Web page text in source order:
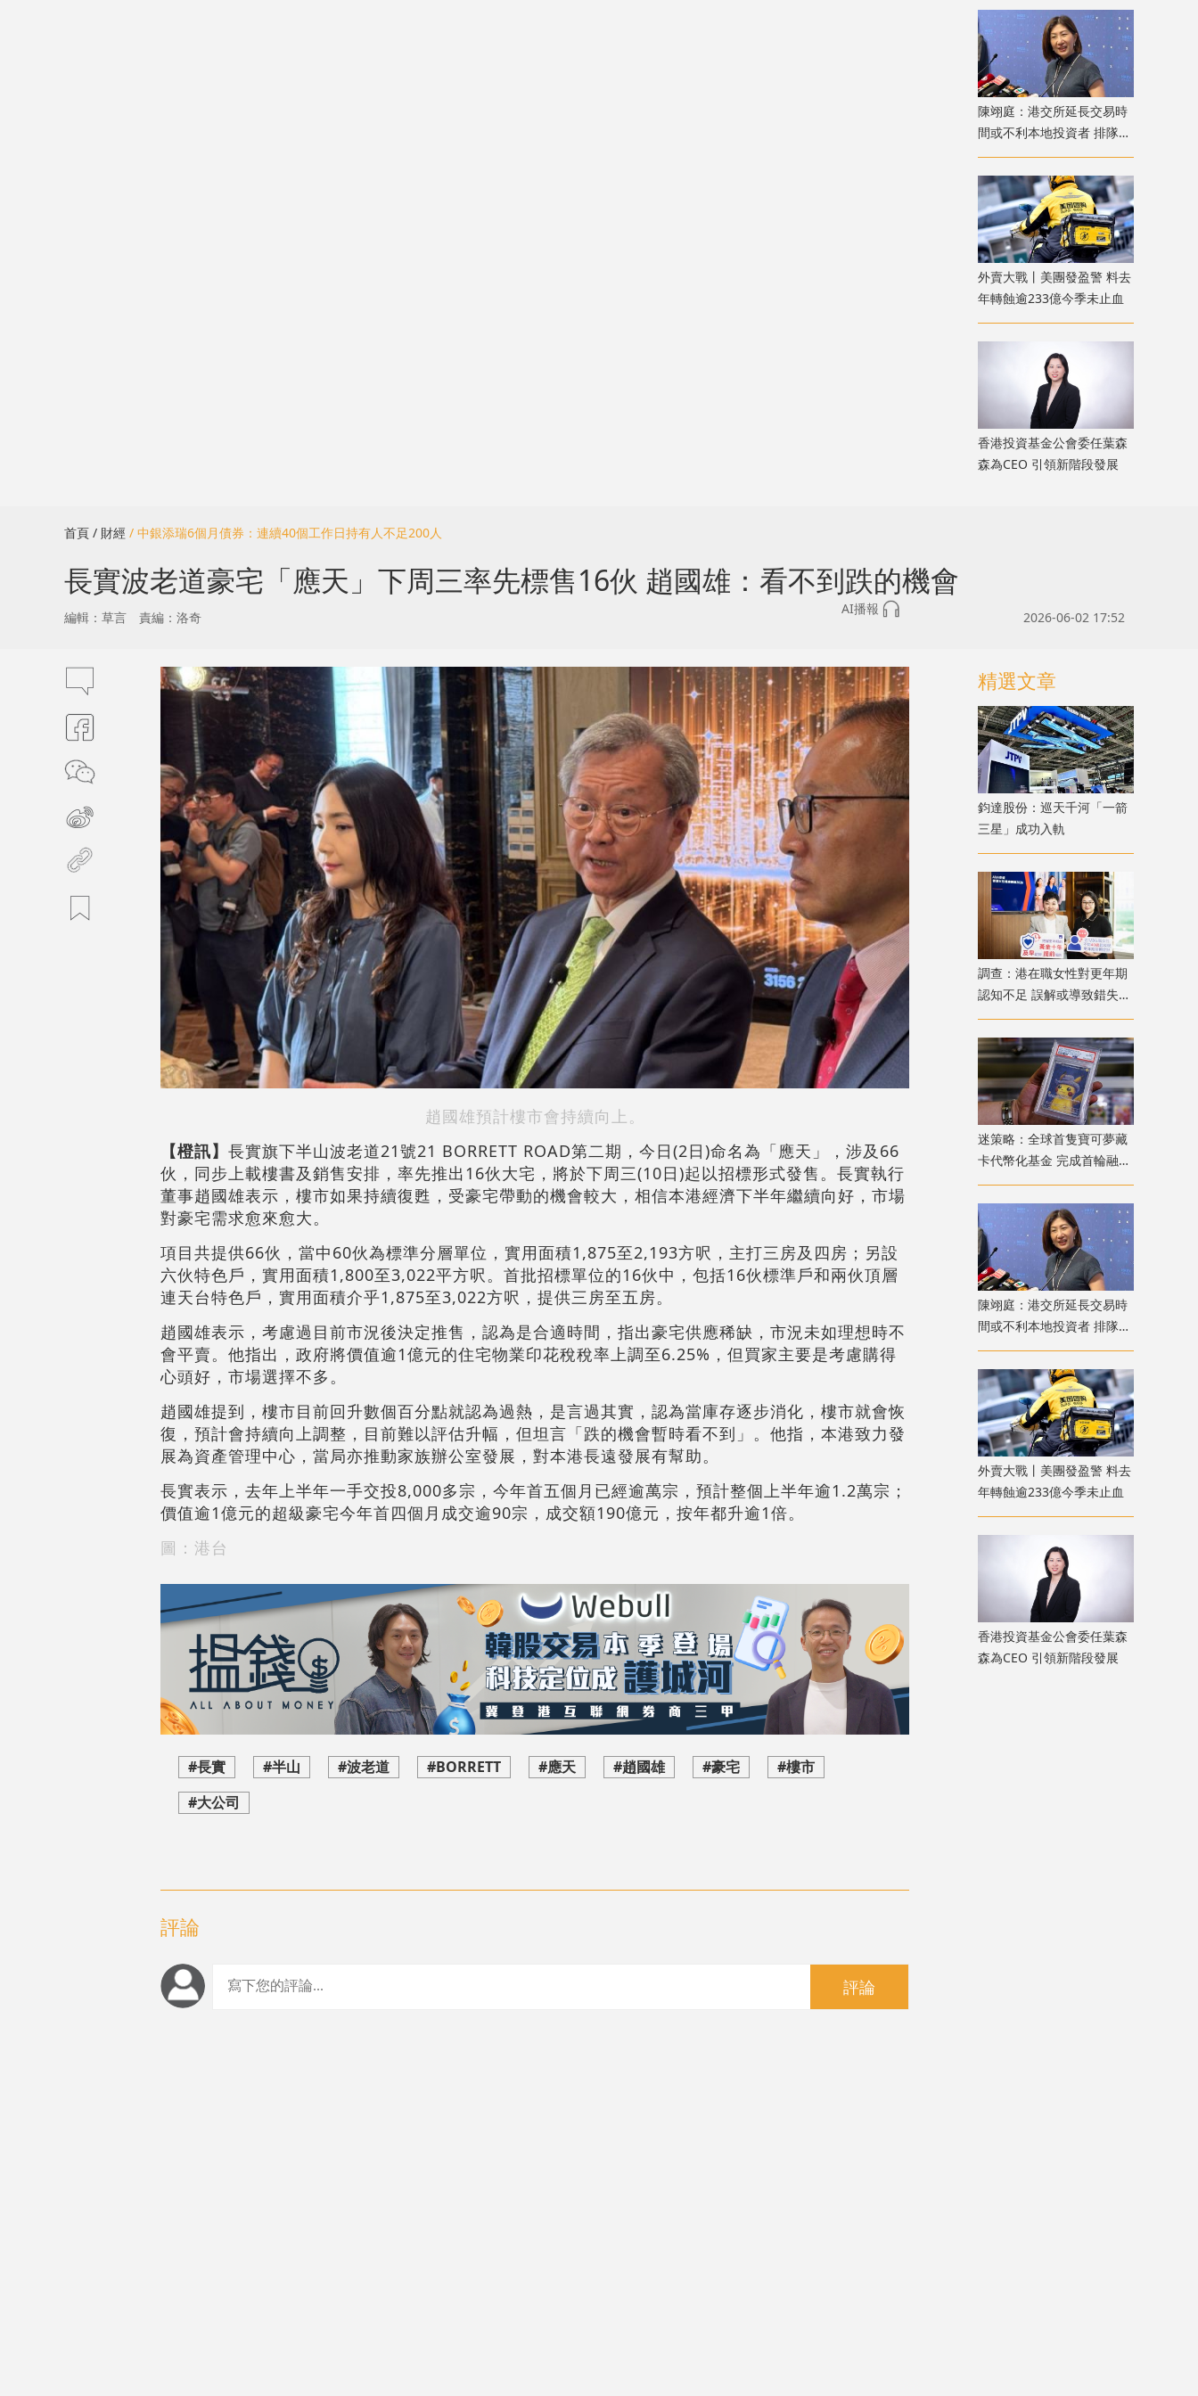
陳翊庭：港交所延長交易時
間或不利本地投資者 排隊上
市公司數量創新高
外賣大戰丨美團發盈警 料去
年轉蝕逾233億今季未止血
香港投資基金公會委任葉森
森為CEO 引領新階段發展
首頁 / 財經 / 中銀添瑞6個月債券：連續40個工作日持有人不足200人
長實波老道豪宅「應天」下周三率先標售16伙 趙國雄：看不到跌的機會
AI播報
編輯：草言 責編：洛奇 2026-06-02 17:52
趙國雄預計樓市會持續向上。
【橙訊】 長實旗下半山波老道21號21 BORRETT ROAD第二期，今日(2日)命名為「應天」，涉及66
伙，同步上載樓書及銷售安排，率先推出16伙大宅，將於下周三(10日)起以招標形式發售。長實執行
董事趙國雄表示，樓市如果持續復甦，受豪宅帶動的機會較大，相信本港經濟下半年繼續向好，市場
對豪宅需求愈來愈大。
項目共提供66伙，當中60伙為標準分層單位，實用面積1,875至2,193方呎，主打三房及四房；另設
六伙特色戶，實用面積1,800至3,022平方呎。首批招標單位的16伙中，包括16伙標準戶和兩伙頂層
連天台特色戶，實用面積介乎1,875至3,022方呎，提供三房至五房。
趙國雄表示，考慮過目前市況後決定推售，認為是合適時間，指出豪宅供應稀缺，市況未如理想時不
會平賣。他指出，政府將價值逾1億元的住宅物業印花稅稅率上調至6.25%，但買家主要是考慮購得
心頭好，市場選擇不多。
趙國雄提到，樓市目前回升數個百分點就認為過熱，是言過其實，認為當庫存逐步消化，樓市就會恢
復，預計會持續向上調整，目前難以評估升幅，但坦言「跌的機會暫時看不到」。他指，本港致力發
展為資產管理中心，當局亦推動家族辦公室發展，對本港長遠發展有幫助。
長實表示，去年上半年一手交投8,000多宗，今年首五個月已經逾萬宗，預計整個上半年逾1.2萬宗；
價值逾1億元的超級豪宅今年首四個月成交逾90宗，成交額190億元，按年都升逾1倍。
圖：港台
#長實 #半山 #波老道 #BORRETT #應天 #趙國雄 #豪宅
#樓市
#大公司
評論
評論
精選文章
鈞達股份：巡天千河「一箭
三星」成功入軌
調查：港在職女性對更年期
認知不足 誤解或導致錯失
「黃金預防期」
迷策略：全球首隻寶可夢藏
卡代幣化基金 完成首輪融資
兼獲超購
陳翊庭：港交所延長交易時
間或不利本地投資者 排隊上
市公司數量創新高
外賣大戰丨美團發盈警 料去
年轉蝕逾233億今季未止血
香港投資基金公會委任葉森
森為CEO 引領新階段發展